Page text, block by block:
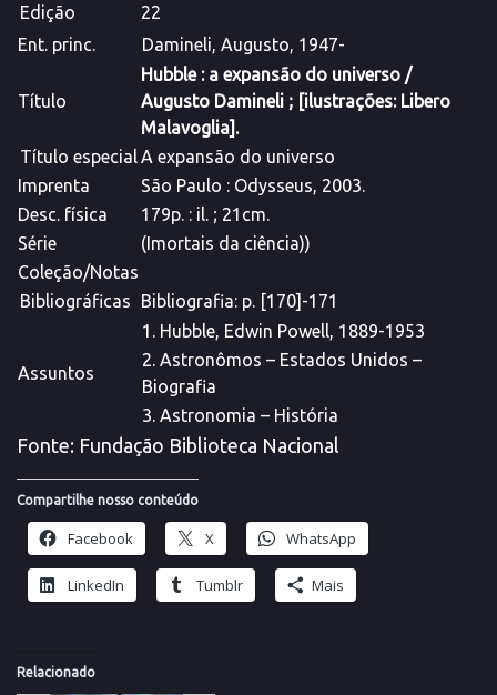
Edição
22
Ent. princ.
Damineli, Augusto, 1947-
Título
Hubble: a expansão do universo /
Augusto Damineli ; [ilustrações: Libero
Malavoglia].
Título especialA expansão do universo
Imprenta
São Paulo : Odysseus, 2003.
Desc. física
179p. : il. ; 21cm.
Série
(Imortais da ciência))
Coleção/Notas
Bibliográficas
Bibliografia: p. [170]-171
Assuntos
1. Hubble, Edwin Powell, 1889-1953
2. Astronômos – Estados Unidos –
Biografia
3. Astronomia – História
Fonte: Fundação Biblioteca Nacional
Compartilhe nosso conteúdo
Facebook X WhatsApp
LinkedIn Tumblr Mais
Relacionado